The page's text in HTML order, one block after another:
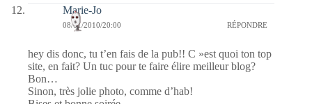
Marie-Jo
08/01/2010/20:00 RÉPONDRE
hey dis donc, tu t’en fais de la pub!! C »est quoi ton top
site, en fait? Un tuc pour te faire élire meilleur blog?
Bon…
Sinon, très jolie photo, comme d’hab!